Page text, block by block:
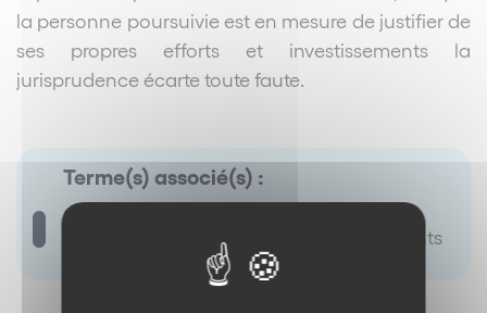
la personne poursuivie est en mesure de justifier de
ses propres efforts et investissements la
jurisprudence écarte toute faute.
Terme(s) associé(s) :
Concurrence déloyale
Usurpation des investissements